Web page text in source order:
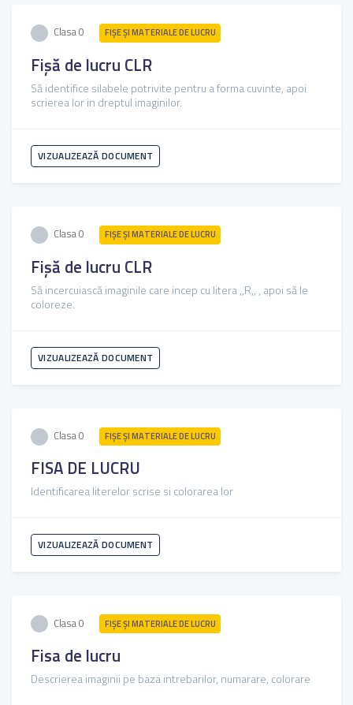
Clasa 0 FIŞE ŞI MATERIALE DE LUCRU
Fișă de lucru CLR
Să identifice silabele potrivite pentru a forma cuvinte, apoi
scrierea lor in dreptul imaginilor.
VIZUALIZEAZĂ DOCUMENT
Clasa 0 FIŞE ŞI MATERIALE DE LUCRU
Fișă de lucru CLR
Să incercuiască imaginile care incep cu litera ,,R,, , apoi să le
coloreze.
VIZUALIZEAZĂ DOCUMENT
Clasa 0 FIŞE ŞI MATERIALE DE LUCRU
FISA DE LUCRU
Identificarea literelor scrise si colorarea lor
VIZUALIZEAZĂ DOCUMENT
Clasa 0 FIŞE ŞI MATERIALE DE LUCRU
Fisa de lucru
Descrierea imaginii pe baza intrebarilor, numarare, colorare